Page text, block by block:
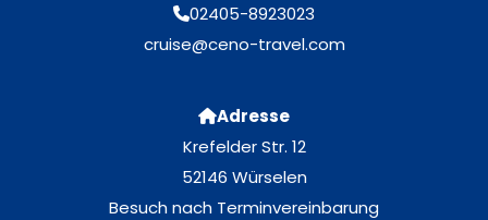
02405-8923023
cruise@ceno-travel.com
Adresse
Krefelder Str. 12
52146 Würselen
Besuch nach Terminvereinbarung